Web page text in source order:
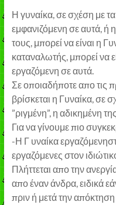
Η γυναίκα, σε σχέση με
εμφανιζόμενη σε αυτά, ή
τους, μπορεί να είναι η
καταναλωτής, μπορεί να
εργαζόμενη σε αυτά.
Σε οποιαδήποτε απο τις
βρίσκεται η Γυναίκα, σε
”ριγμένη”, η αδικημένη
Για να γίνουμε πιο
-Η Γ υναίκα
εργαζόμενες στον
Πλήττεται απο την
απο έναν άνδρα, ειδικά
πριν ή μετά την